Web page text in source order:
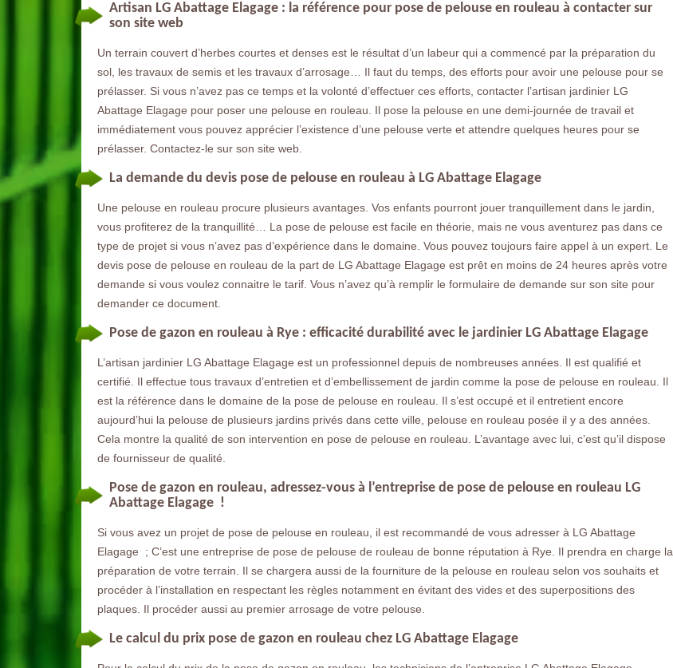
Artisan LG Abattage Elagage : la référence pour pose de pelouse en rouleau à contacter sur
son site web
Un terrain couvert d’herbes courtes et denses est le résultat d’un labeur qui a commencé par la préparation du
sol, les travaux de semis et les travaux d’arrosage… Il faut du temps, des efforts pour avoir une pelouse pour se
prélasser. Si vous n’avez pas ce temps et la volonté d’effectuer ces efforts, contacter l’artisan jardinier LG
Abattage Elagage pour poser une pelouse en rouleau. Il pose la pelouse en une demi-journée de travail et
immédiatement vous pouvez apprécier l’existence d’une pelouse verte et attendre quelques heures pour se
prélasser. Contactez-le sur son site web.
La demande du devis pose de pelouse en rouleau à LG Abattage Elagage
Une pelouse en rouleau procure plusieurs avantages. Vos enfants pourront jouer tranquillement dans le jardin,
vous profiterez de la tranquillité… La pose de pelouse est facile en théorie, mais ne vous aventurez pas dans ce
type de projet si vous n’avez pas d’expérience dans le domaine. Vous pouvez toujours faire appel à un expert. Le
devis pose de pelouse en rouleau de la part de LG Abattage Elagage est prêt en moins de 24 heures après votre
demande si vous voulez connaitre le tarif. Vous n’avez qu’à remplir le formulaire de demande sur son site pour
demander ce document.
Pose de gazon en rouleau à Rye : efficacité durabilité avec le jardinier LG Abattage Elagage
L’artisan jardinier LG Abattage Elagage est un professionnel depuis de nombreuses années. Il est qualifié et
certifié. Il effectue tous travaux d’entretien et d’embellissement de jardin comme la pose de pelouse en rouleau. Il
est la référence dans le domaine de la pose de pelouse en rouleau. Il s’est occupé et il entretient encore
aujourd’hui la pelouse de plusieurs jardins privés dans cette ville, pelouse en rouleau posée il y a des années.
Cela montre la qualité de son intervention en pose de pelouse en rouleau. L’avantage avec lui, c’est qu’il dispose
de fournisseur de qualité.
Pose de gazon en rouleau, adressez-vous à l’entreprise de pose de pelouse en rouleau LG
Abattage Elagage !
Si vous avez un projet de pose de pelouse en rouleau, il est recommandé de vous adresser à LG Abattage
Elagage ; C’est une entreprise de pose de pelouse de rouleau de bonne réputation à Rye. Il prendra en charge la
préparation de votre terrain. Il se chargera aussi de la fourniture de la pelouse en rouleau selon vos souhaits et
procéder à l’installation en respectant les règles notamment en évitant des vides et des superpositions des
plaques. Il procéder aussi au premier arrosage de votre pelouse.
Le calcul du prix pose de gazon en rouleau chez LG Abattage Elagage